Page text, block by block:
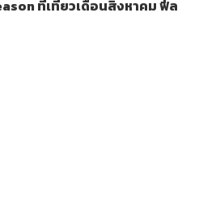
ที่เที่ยวเดือนสิงหาคม ฟีล